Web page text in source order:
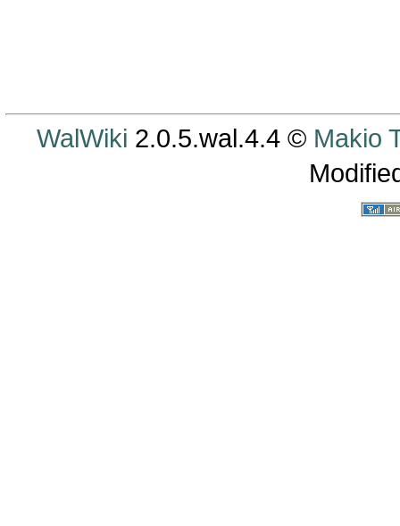
WalWiki 2.0.5.wal.4.4 © Makio